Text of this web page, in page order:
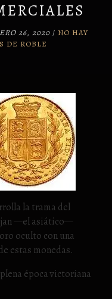
26, 2020/ NO HAY
DE ROBLE
la trama del
—el asiático—
oculto con una
estas monedas.
época victoriana